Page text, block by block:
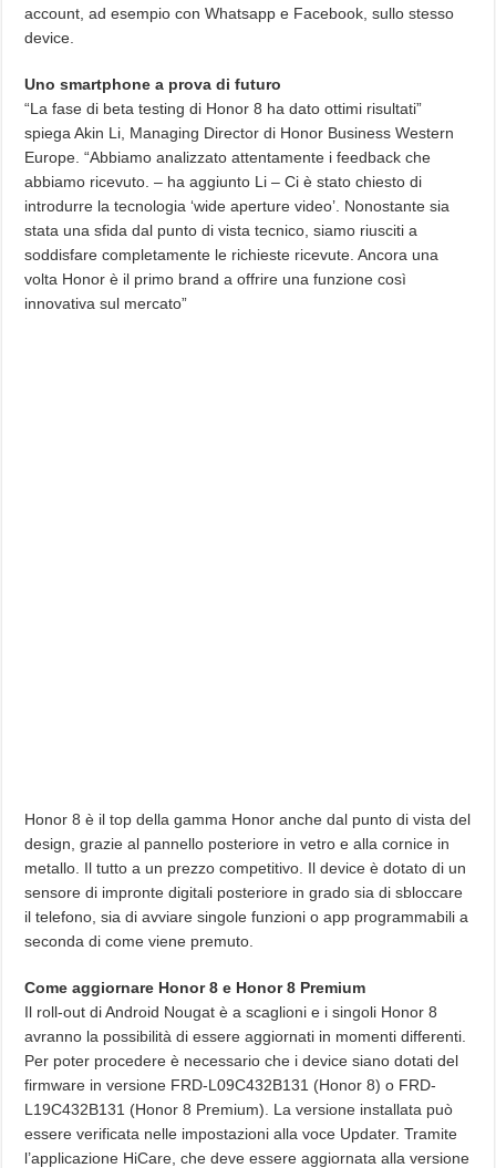
account, ad esempio con Whatsapp e Facebook, sullo stesso
device.
Uno smartphone a prova di futuro
“La fase di beta testing di Honor 8 ha dato ottimi risultati”
spiega Akin Li, Managing Director di Honor Business Western
Europe. “Abbiamo analizzato attentamente i feedback che
abbiamo ricevuto. – ha aggiunto Li – Ci è stato chiesto di
introdurre la tecnologia ‘wide aperture video’. Nonostante sia
stata una sfida dal punto di vista tecnico, siamo riusciti a
soddisfare completamente le richieste ricevute. Ancora una
volta Honor è il primo brand a offrire una funzione così
innovativa sul mercato”
Honor 8 è il top della gamma Honor anche dal punto di vista del
design, grazie al pannello posteriore in vetro e alla cornice in
metallo. Il tutto a un prezzo competitivo. Il device è dotato di un
sensore di impronte digitali posteriore in grado sia di sbloccare
il telefono, sia di avviare singole funzioni o app programmabili a
seconda di come viene premuto.
Come aggiornare Honor 8 e Honor 8 Premium
Il roll-out di Android Nougat è a scaglioni e i singoli Honor 8
avranno la possibilità di essere aggiornati in momenti differenti.
Per poter procedere è necessario che i device siano dotati del
firmware in versione FRD-L09C432B131 (Honor 8) o FRD-
L19C432B131 (Honor 8 Premium). La versione installata può
essere verificata nelle impostazioni alla voce Updater. Tramite
l’applicazione HiCare, che deve essere aggiornata alla versione